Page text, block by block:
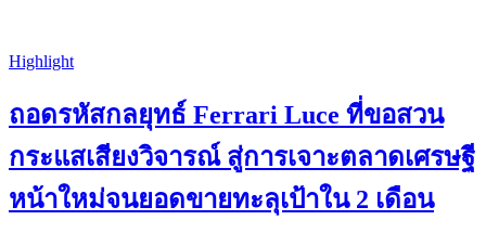
Highlight
ถอดรหัสกลยุทธ์ Ferrari Luce ที่ขอสวน
กระแสเสียงวิจารณ์ สู่การเจาะตลาดเศรษฐี
หน้าใหม่จนยอดขายทะลุเป้าใน 2 เดือน